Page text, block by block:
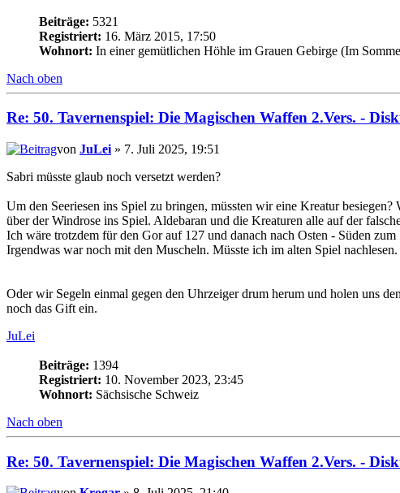
Beiträge: 5321
Registriert: 16. März 2015, 17:50
Wohnort: In einer gemütlichen Höhle im Grauen Gebirge (Im
Nach oben
Re: 50. Tavernenspiel: Die Magischen Waffen 2.Vers. -
von JuLei » 7. Juli 2025, 19:51
Sabri müsste glaub noch versetzt werden?
Um den Seeriesen ins Spiel zu bringen, müssten wir eine Kreatur besiegen?
über der Windrose ins Spiel. Aldebaran und die Kreaturen alle auf der
Ich wäre trotzdem für den Gor auf 127 und danach nach Osten - Süden zum
Irgendwas war noch mit den Muscheln. Müsste ich im alten Spiel
Oder wir Segeln einmal gegen den Uhrzeiger drum herum und holen uns
noch das Gift ein.
JuLei
Beiträge: 1394
Registriert: 10. November 2023, 23:45
Wohnort: Sächsische Schweiz
Nach oben
Re: 50. Tavernenspiel: Die Magischen Waffen 2.Vers. -